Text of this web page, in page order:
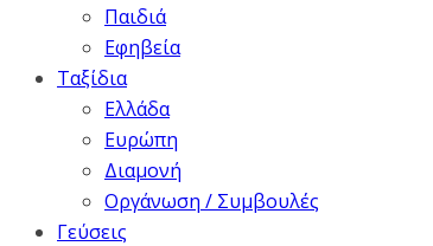
Παιδιά
Εφηβεία
Ταξίδια
Ελλάδα
Ευρώπη
Διαμονή
Οργάνωση / Συμβουλές
Γεύσεις